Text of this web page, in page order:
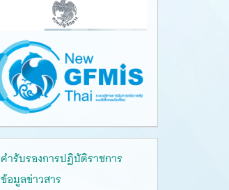
คำรับรองการปฏิบัติราชการ
ข้อมูลข่าวสาร